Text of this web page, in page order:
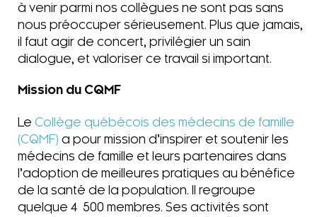
à venir parmi nos collègues ne sont pas sans
nous préoccuper sérieusement. Plus que jamais,
il faut agir de concert, privilégier un sain
dialogue, et valoriser ce travail si important.
Mission du CQMF
Le Collège québécois des médecins de famille
(CQMF) a pour mission d’inspirer et soutenir les
médecins de famille et leurs partenaires dans
l’adoption de meilleures pratiques au bénéfice
de la santé de la population. Il regroupe
quelque 4 500 membres. Ses activités sont